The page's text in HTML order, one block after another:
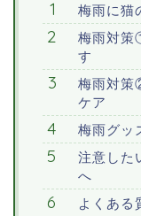
梅雨に猫
梅雨対策
す
梅雨対策
ケア
梅雨グッ
注意した
へ
よくある